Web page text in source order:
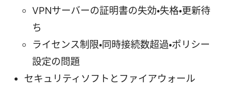
VPNサーバーの証明書の失効・失格・更新待
ち
ライセンス制限・同時接続数超過・ポリシー
設定の問題
セキュリティソフトとファイアウォール